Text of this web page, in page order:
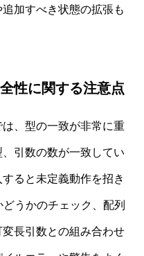
加すべき状態の拡張も
性に関する注意点
、型の一致が非常に重
引数の数が一致してい
ると未定義動作を招き
うかのチェック、配列
長引数との組み合わせ